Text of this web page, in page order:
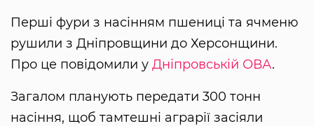
Перші фури з насінням пшениці та ячменю
рушили з Дніпровщини до Херсонщини.
Про це повідомили у Дніпровській ОВА.
Загалом планують передати 300 тонн
насіння, щоб тамтешні аграрії засіяли